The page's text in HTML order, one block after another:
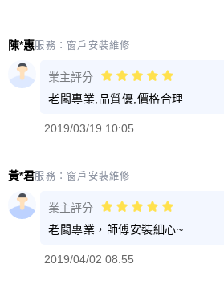
陳*惠服務： 窗戶安裝維修
業主評分
老闆專業,品質優,價格合理
2019/03/19 10:05
黃*君服務： 窗戶安裝維修
業主評分
老闆專業，師傅安裝細心~
2019/04/02 08:55